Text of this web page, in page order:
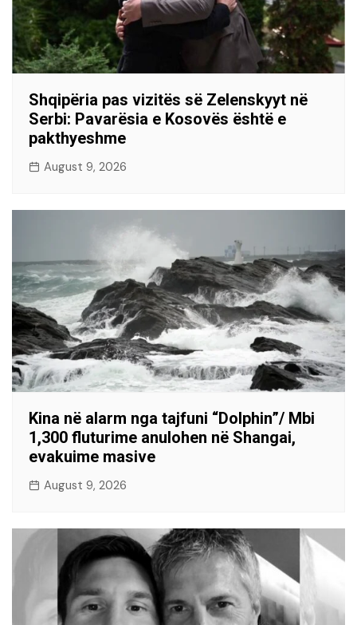
Shqipëria pas vizitës së Zelenskyyt në
Serbi: Pavarësia e Kosovës është e
pakthyeshme
August 9, 2026
Kina në alarm nga tajfuni “Dolphin”/ Mbi
1,300 fluturime anulohen në Shangai,
evakuime masive
August 9, 2026